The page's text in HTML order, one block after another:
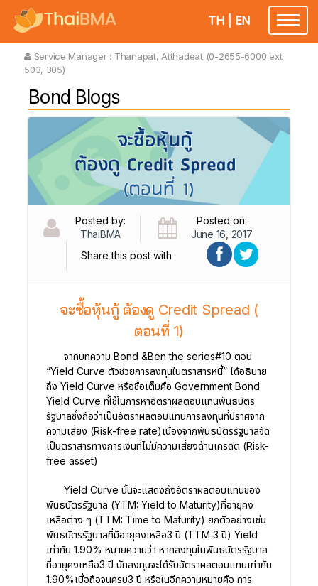
TH EN
Service Manager : Thanapat, Atthadeat (0-2655-6000 ext.
503, 305)
Bond Blogs
Posted by:
ThaiBMA
Posted on:
June 16, 2017
Share this post with
จะซื้อหุ้นกู้ ต้องดู Credit Spread (
ตอนที่ 1)
จากบทความ Bond &Ben the series#10 ตอน
“Yield Curve ตัวช่วยการลงทุนในตราสารหนี้” ได้อธิบาย
ถึง Yield Curve หรือชื่อเต็มคือ Government Bond
Yield Curve ที่ใช้ในการหาอัตราผลตอบแทนพันธบัตร
รัฐบาลซึ่งถือว่าเป็นอัตราผลตอบแทนการลงทุนที่ปราศจาก
ความเสี่ยง (Risk-free rate)เนื่องจากพันธบัตรรัฐบาลจัด
เป็นตราสารทางการเงินที่ไม่มีความเสี่ยงด้านเครดิต (Risk-
free asset)
Yield Curve นั้นจะแสดงถึงอัตราผลตอบแทนของ
พันธบัตรรัฐบาล (YTM: Yield to Maturity)ที่อายุคง
เหลือต่าง ๆ (TTM: Time to Maturity) ยกตัวอย่างเช่น
พันธบัตรรัฐบาลที่มีอายุคงเหลือ3 ปี (TTM 3 ปี) Yield
เท่ากับ 1.90% หมายความว่า หากลงทุนในพันธบัตรรัฐบาล
ที่อายุคงเหลือ3 ปี นักลงทุนจะได้รับอัตราผลตอบแทนเท่ากับ
1.90%เมื่อถือจนครบ3 ปี หรือในอีกความหมายคือ การ